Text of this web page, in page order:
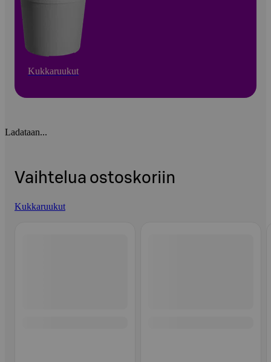
Kukkaruukut
Ladataan...
Vaihtelua ostoskoriin
Kukkaruukut